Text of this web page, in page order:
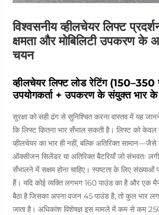
विश्वसनीय व्हीलचेयर लिफ्ट
क्षमता और मोबिलिटी उपकरण के
चयन
व्हीलचेयर लिफ्ट लोड रेटिंग (150–350
उपयोगकर्ता + उपकरण के संयुक्त भार के
सुरक्षा को सही ढंग से सुनिश्चित करना वास्तव में यह
कि लिफ्ट कितना भार सँभाल सकती है। लिफ्ट को केवल
व्हीलचेयर का भार ही नहीं, बल्कि अतिरिक्त
ऑक्सीजन सिलेंडर या अतिरिक्त बैटरियाँ जो संभवतः
सँभालने में सक्षम होना चाहिए। स्पष्टता के लिए
हैं। यदि कोई व्यक्ति लगभग 160 पाउंड का है और एक
बैठा है जिसका अपना वजन 45 पाउंड है, तो कुल भार
जाता है। अधिकांश विशेषज्ञ इस मामले में कम से कम 250